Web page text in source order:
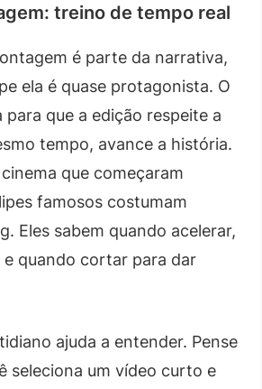
treino de tempo real
é parte da narrativa,
ela é quase protagonista. O
que a edição respeite a
tempo, avance a história.
que começaram
famosos costumam
Eles sabem quando acelerar,
e quando cortar para dar
ajuda a entender. Pense
seleciona um vídeo curto e